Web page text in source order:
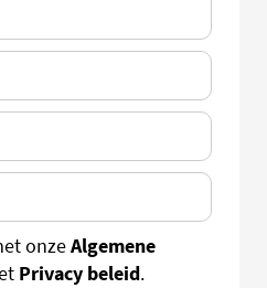
onzeAlgemene
Privacy beleid.